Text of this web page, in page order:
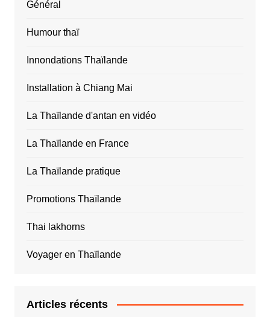
Général
Humour thaï
Innondations Thaïlande
Installation à Chiang Mai
La Thaïlande d'antan en vidéo
La Thaïlande en France
La Thaïlande pratique
Promotions Thaïlande
Thai lakhorns
Voyager en Thaïlande
Articles récents